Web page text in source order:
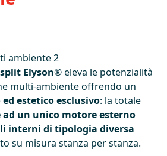
Elyson®eleva le potenzialità
multi-ambiente offrendo un
estetico esclusivo: la totale
ad un unico motore esterno
interni di tipologia diversa
su misura stanza per stanza.